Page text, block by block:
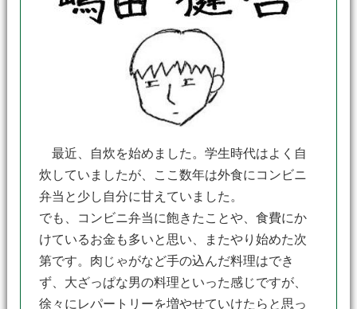
最近、自炊を始めました。学生時代はよく自
炊していましたが、ここ数年は外食にコンビニ
弁当と少し自分に甘えていました。
でも、コンビニ弁当に飽きたことや、食費にか
けているお金も多いと思い、またやり始めた次
第です。肉じゃがなど手の込んだ料理はでき
ず、大ざっぱな男の料理といった感じですが、
徐々にレパートリーを増やせていけたらと思っ